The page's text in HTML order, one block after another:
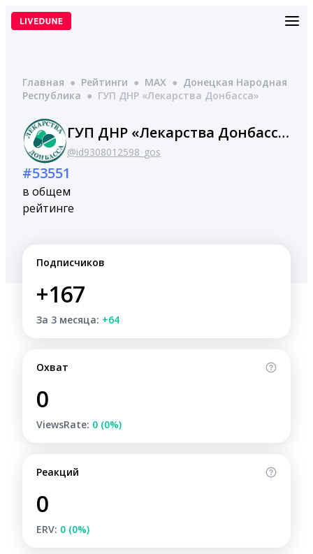
Перейти
Главная ● Рейтинги ● MAX ● Донецкая Народная
Республика ● ГУП ДНР «Лекарства Донбасса»
ГУП ДНР «Лекарства Донбасса»
@id9308012598_gos
#53551
в общем
рейтинге
Подписчиков
+167
За 3 месяца: +64
Охват
0
ViewsRate: 0 (0%)
Реакций
0
ERV: 0 (0%)